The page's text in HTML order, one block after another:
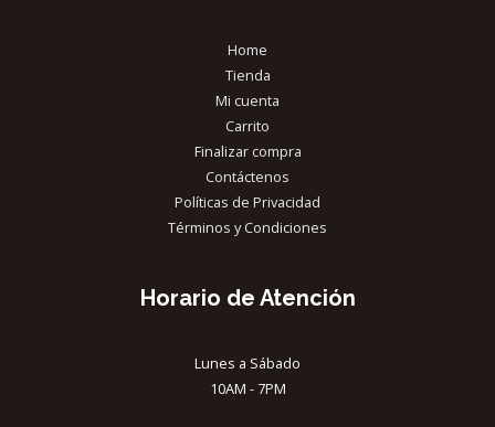
Home
Tienda
Mi cuenta
Carrito
Finalizar compra
Contáctenos
Políticas de Privacidad
Términos y Condiciones
Horario de Atención
Lunes a Sábado
10AM - 7PM